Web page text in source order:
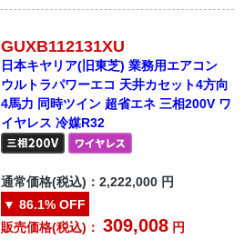
GUXB112131XU
日本キヤリア(旧東芝) 業務用エアコン
ウルトラパワーエコ 天井カセット4方向
4馬力 同時ツイン 超省エネ 三相200V ワ
イヤレス 冷媒R32
通常価格(税込)：2,222,000 円
▼ 86.1% OFF
販売価格(税込)：309,008 円